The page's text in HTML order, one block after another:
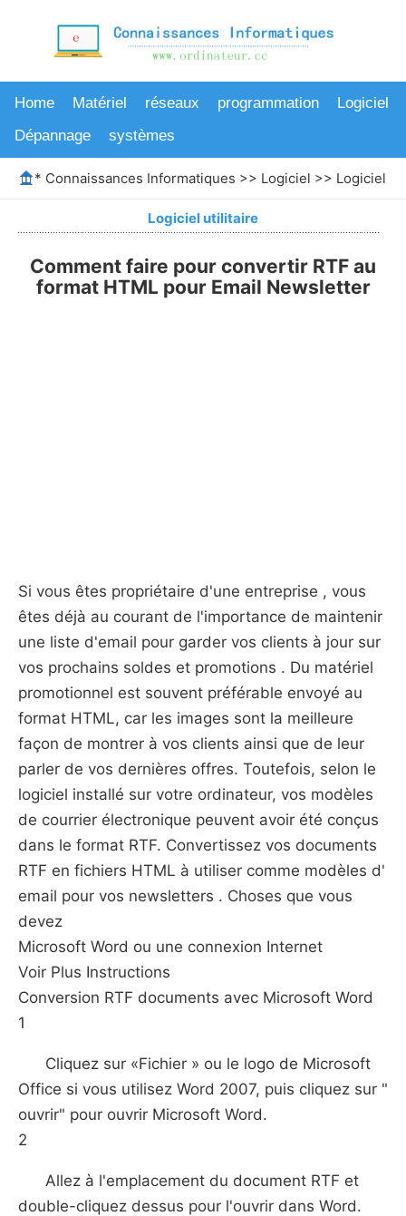
Home Matériel réseaux programmation
Logiciel
Dépannage
systèmes
* Connaissances Informatiques >> Logiciel >> Logiciel
Logiciel utilitaire
Comment faire pour convertir RTF au
format HTML pour Email Newsletter
Si vous êtes propriétaire d'une entreprise , vous
êtes déjà au courant de l'importance de maintenir
une liste d'email pour garder vos clients à jour sur
vos prochains soldes et promotions . Du matériel
promotionnel est souvent préférable envoyé au
format HTML, car les images sont la meilleure
façon de montrer à vos clients ainsi que de leur
parler de vos dernières offres. Toutefois, selon le
logiciel installé sur votre ordinateur, vos modèles
de courrier électronique peuvent avoir été conçus
dans le format RTF. Convertissez vos documents
RTF en fichiers HTML à utiliser comme modèles d'
email pour vos newsletters . Choses que vous
devez
Microsoft Word ou une connexion Internet
Voir Plus Instructions
Conversion RTF documents avec Microsoft Word
1
Cliquez sur «Fichier » ou le logo de Microsoft
Office si vous utilisez Word 2007, puis cliquez sur "
ouvrir" pour ouvrir Microsoft Word.
2
Allez à l'emplacement du document RTF et
double-cliquez dessus pour l'ouvrir dans Word.